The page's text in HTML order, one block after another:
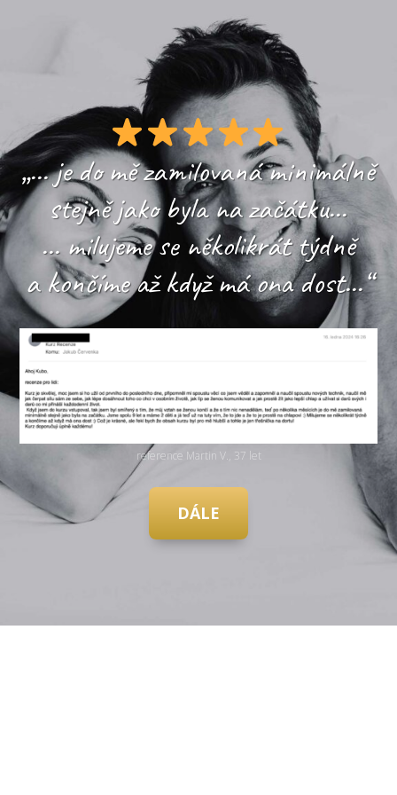
„... je do mě zamilovaná minimálně
stejně jako byla na začátku...
... milujeme se několikrát týdně
a končíme až když má ona dost...“
reference Martin V., 37 let
DÁLE